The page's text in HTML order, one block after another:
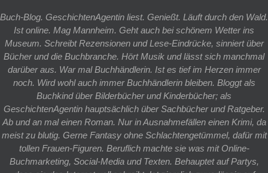
Buch-Blog. GeschichtenAgentin liest. Genießt. Läuft durch den Wald.
Ist online. Mag Mannheim. Geht auch bei schönem Wetter ins
Museum. Schreibt Rezensionen und Lese-Eindrücke, sinniert über
Bücher und die Buchbranche. Hört Musik und lässt sich manchmal
darüber aus. War mal Buchhändlerin. Ist es tief im Herzen immer
noch. Wird wohl auch immer Buchhändlerin bleiben. Bloggt als
Buchkind über Bilderbücher und Kinderbücher; als
GeschichtenAgentin hauptsächlich über Sachbücher und Ratgeber.
Ab und an mal einen Roman. Nur in Ausnahmefällen einen Krimi, da
meist zu blutig. Gerne Fantasy ohne Schlachtengetümmel, dafür mit
tollen Frauen-Figuren. Beruflich machte sie was mit Online-
Buchmarketing, Social-Media und Texten. Behauptet auf Partys,